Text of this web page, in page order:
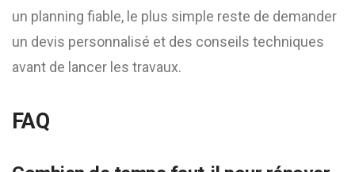
un planning fiable, le plus simple reste de demander
un devis personnalisé et des conseils techniques
avant de lancer les travaux.
FAQ